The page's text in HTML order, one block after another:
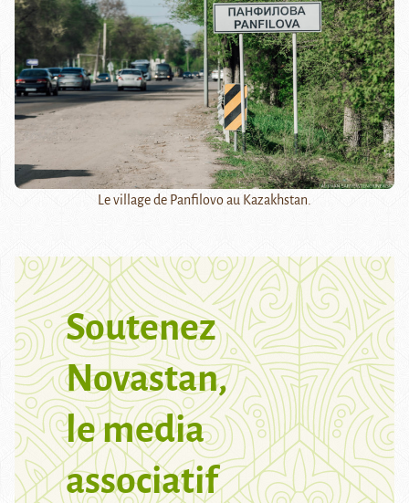
Le village de Panfilovo au Kazakhstan.
Soutenez
Novastan,
le media
associatif